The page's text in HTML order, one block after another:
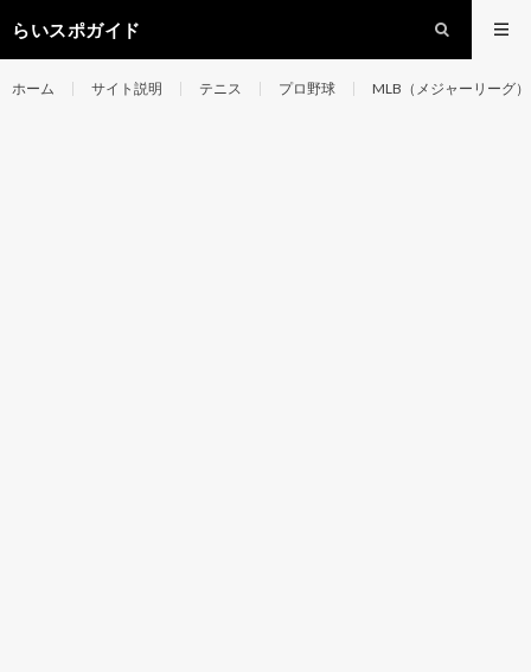
らいスポガイド
ホーム サイト説明 テニス プロ野球 MLB（メジャーリーグ）